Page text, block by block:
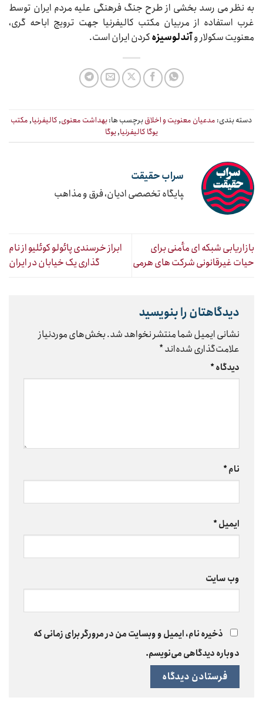
به نظر می رسد بخشی از طرح جنگ فرهنگی علیه مردم ایران توسط
غرب استفاده از مربیان مکتب کالیفرنیا جهت ترویج اباحه گری،
معنویت سکولار وآندلوسیزهکردن ایران است.
دسته بندی: مدعیان معنویت و اخلاقبرچسب ها:بهداشت معنوی, کالیفرنیا, مکتب
یوگا کالیفرنیا,یوگا
سراب حقیقت
‍پایگاه تخصصی ادیان، فرق و مذاهب
بازاریابی شبکه ای مأمنی برای
حیات غیرقانونی شرکت های هرمی
ابراز خرسندی پائولو کوئلیو از نام
گذاری یک خیابان در ایران
دیدگاهتان را بنویسید
نشانی ایمیل شما منتشر نخواهد شد.بخش‌های موردنیاز
علامت‌گذاری شده‌اند*
دیدگاه*
نام*
ایمیل*
وب‌ سایت
ذخیره نام، ایمیل و وبسایت من در مرورگر برای زمانی که
دوباره دیدگاهی می‌نویسم.